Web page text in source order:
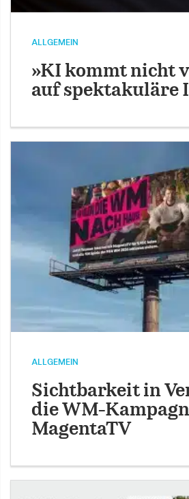
ALLGEMEIN
»KI kommt nicht
auf spektakuläre
ALLGEMEIN
Sichtbarkeit in
die WM-
MagentaTV